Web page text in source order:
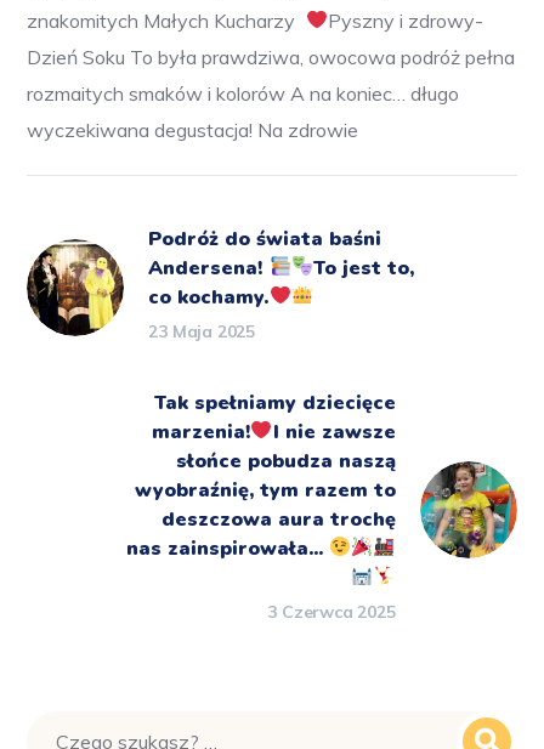
znakomitych Małych Kucharzy ‍‍
Pyszny i zdrowy-
Dzień Soku To była prawdziwa, owocowa podróż pełna
rozmaitych smaków i kolorów A na koniec… długo
wyczekiwana degustacja! Na zdrowie
Podróż do świata baśni
Andersena!
To jest to,
co kochamy.
23 Maja 2025
Tak spełniamy dziecięce
marzenia!
I nie zawsze
słońce pobudza naszą
wyobraźnię, tym razem to
deszczowa aura trochę
nas zainspirowała... ‍
3 Czerwca 2025